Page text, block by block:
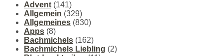
Advent (141)
Allgemein (329)
Allgemeines (830)
Apps (8)
Bachmichels (162)
Bachmichels Liebling (2)